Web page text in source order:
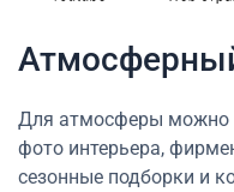
Для атмосферы можно
фото интерьера,
сезонные подборки и